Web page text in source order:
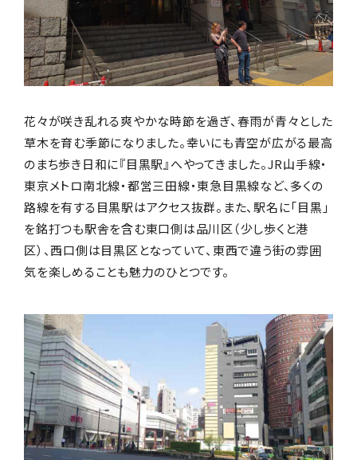
商品からギフトを探す
行事からギフトを探す
贈る相手からギフトを探す
花々が咲き乱れる爽やかな時節を過ぎ、春雨が青々とした
草木を育む季節になりました。幸いにも青空が広がる最高
のまち歩き日和に『目黒駅』へやってきました。JR山手線・
東京メトロ南北線・都営三田線・東急目黒線など、多くの
路線を有する目黒駅はアクセス抜群。また、駅名に「目黒」
を銘打つも駅舎を含む東口側は品川区（少し歩くと港
区）、西口側は目黒区となっていて、東西で違う街の雰囲
気を楽しめることも魅力のひとつです。